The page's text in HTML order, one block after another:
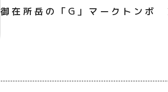
御在所岳の「G」マークトンボ